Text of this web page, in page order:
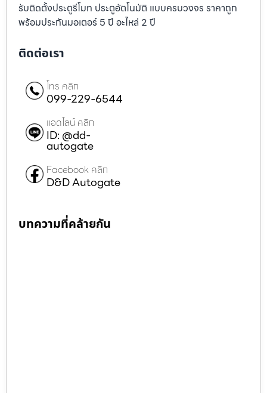
รับติดตั้งประตูรีโมท ประตูอัตโนมัติ แบบครบวงจร ราคาถูก
พร้อมประกันมอเตอร์ 5 ปี อะไหล่ 2 ปี
ติดต่อเรา
โทร คลิก
099-229-6544
แอดไลน์ คลิก
ID: @dd-
autogate
Facebook คลิก
D&D Autogate
บทความที่คล้ายกัน